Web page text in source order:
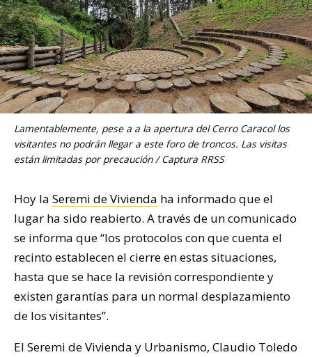
Lamentablemente, pese a a la apertura del Cerro Caracol los
visitantes no podrán llegar a este foro de troncos. Las visitas
están limitadas por precaución / Captura RRSS
Hoy la Seremi de Vivienda ha informado que el
lugar ha sido reabierto. A través de un comunicado
se informa que “los protocolos con que cuenta el
recinto establecen el cierre en estas situaciones,
hasta que se hace la revisión correspondiente y
existen garantías para un normal desplazamiento
de los visitantes”.
El Seremi de Vivienda y Urbanismo, Claudio Toledo